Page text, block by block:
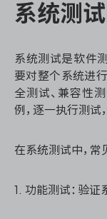
系统测
系统测试是软件
要对整个系统进
全测试、兼容性
例，逐一执行测试
在系统测试中，常
1. 功能测试：验证